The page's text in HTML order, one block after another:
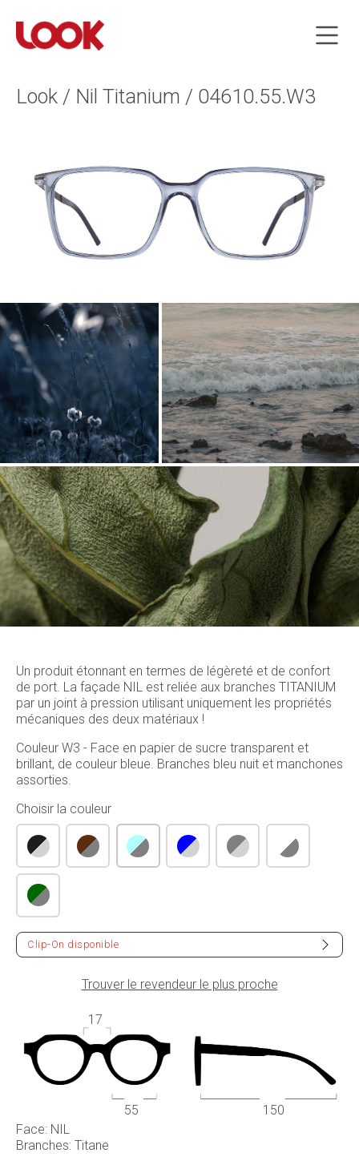
Look / Nil Titanium / 04610.55.W3
Face: NIL
Branches: Titane
Un produit étonnant en termes de légèreté et de confort
de port. La façade NIL est reliée aux branches TITANIUM
par un joint à pression utilisant uniquement les propriétés
mécaniques des deux matériaux !
Couleur W3 - Face en papier de sucre transparent et
brillant, de couleur bleue. Branches bleu nuit et manchones
assorties.
Choisir la couleur
Clip-On disponible
Trouver le revendeur le plus proche
55
17
150